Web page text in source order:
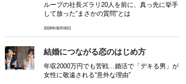
ループの社長ズラリ20人を前に、真っ先に挙手
して放った“まさかの質問”とは
2026年08月06日
結婚につながる恋のはじめ方
年収2000万円でも苦戦…婚活で「デキる男」が
女性に敬遠される“意外な理由”